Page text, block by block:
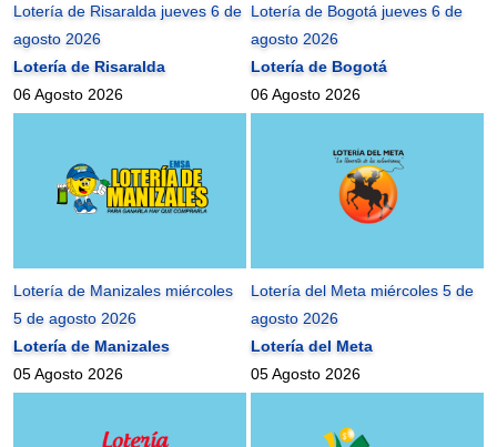
Lotería de Risaralda jueves 6 de
agosto 2026
Lotería de Risaralda
06 Agosto 2026
Lotería de Bogotá jueves 6 de
agosto 2026
Lotería de Bogotá
06 Agosto 2026
Lotería de Manizales miércoles
5 de agosto 2026
Lotería de Manizales
05 Agosto 2026
Lotería del Meta miércoles 5 de
agosto 2026
Lotería del Meta
05 Agosto 2026